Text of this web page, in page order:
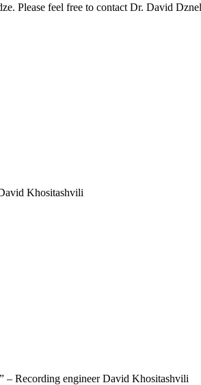
Please feel free to contact Dr. David
Khositashvili
– Recording engineer David Khositashvili